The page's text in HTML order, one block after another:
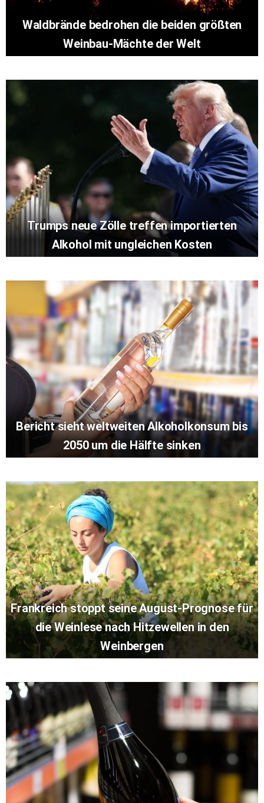
Waldbrände bedrohen die beiden größten
Weinbau-Mächte der Welt
Trumps neue Zölle treffen importierten
Alkohol mit ungleichen Kosten
Bericht sieht weltweiten Alkoholkonsum bis
2050 um die Hälfte sinken
Frankreich stoppt seine August-Prognose für
die Weinlese nach Hitzewellen in den
Weinbergen